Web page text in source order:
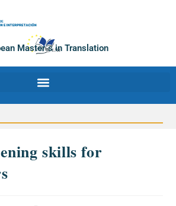
Master´s in Translation
skills for